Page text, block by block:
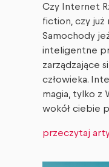
Czy Internet
fiction, czy już
Samochody
inteligentne
zarządzające
człowieka.
magia, tylko z
wokół ciebie
przeczytaj